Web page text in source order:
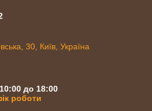
30, Київ, Україна
до 18:00
роботи